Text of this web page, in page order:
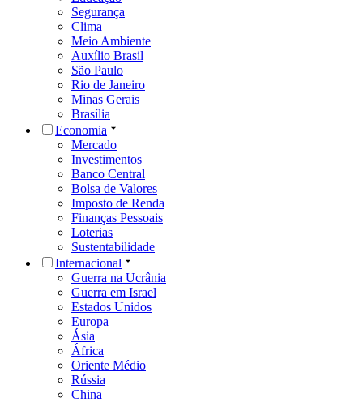
Segurança
Clima
Meio Ambiente
Auxílio Brasil
São Paulo
Rio de Janeiro
Minas Gerais
Brasília
Economia
Mercado
Investimentos
Banco Central
Bolsa de Valores
Imposto de Renda
Finanças Pessoais
Loterias
Sustentabilidade
Internacional
Guerra na Ucrânia
Guerra em Israel
Estados Unidos
Europa
Ásia
África
Oriente Médio
Rússia
China